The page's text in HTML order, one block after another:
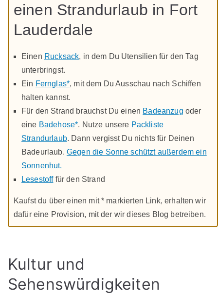
einen Strandurlaub in Fort
Lauderdale
Einen Rucksack, in dem Du Utensilien für den Tag
unterbringst.
Ein Fernglas*, mit dem Du Ausschau nach Schiffen
halten kannst.
Für den Strand brauchst Du einen Badeanzug oder
eine Badehose*. Nutze unsere Packliste
Strandurlaub. Dann vergisst Du nichts für Deinen
Badeurlaub. Gegen die Sonne schützt außerdem ein
Sonnenhut.
Lesestofffür den Strand
Kaufst du über einen mit * markierten Link, erhalten wir
dafür eine Provision, mit der wir dieses Blog betreiben.
Kultur und
Sehenswürdigkeiten